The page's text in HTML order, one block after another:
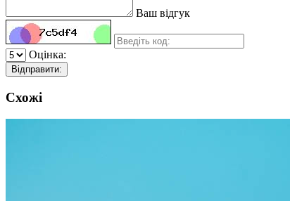
Ваш відгук
Оцінка:
Відправити:
Схожі